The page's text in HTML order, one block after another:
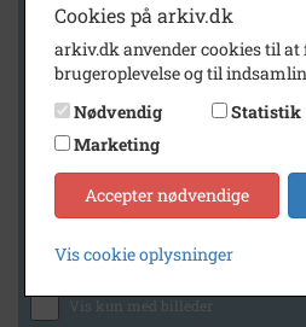
Arkiv
Lokalarkivet Alsønderup -Tjæreby
Generelt
Vis kun med billeder
Cookies på arkiv.dk
arkiv.dk anvender cookies til at
brugeroplevelse og til
Nødvendig
Statistik
Marketing
Accepter nødvendige
Vis cookie oplysninger